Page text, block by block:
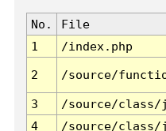
No. File
1
/index.php
2 /source/
3 /source/class/
4
/source/class/